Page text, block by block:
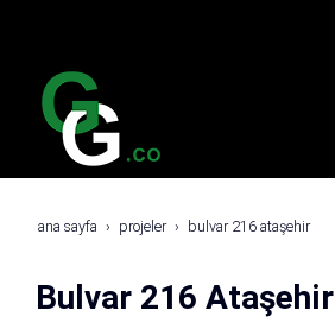
ana sayfa projeler bulvar 216 ataşehir
Bulvar 216 Ataşehir